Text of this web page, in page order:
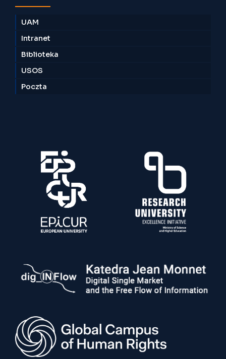
UAM
Intranet
Biblioteka
USOS
Poczta